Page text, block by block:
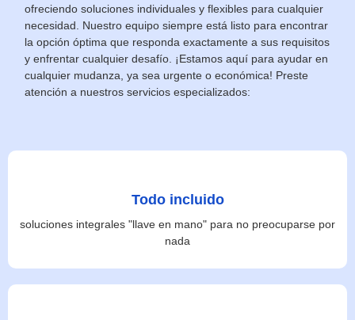
ofreciendo soluciones individuales y flexibles para cualquier
necesidad. Nuestro equipo siempre está listo para encontrar
la opción óptima que responda exactamente a sus requisitos
y enfrentar cualquier desafío. ¡Estamos aquí para ayudar en
cualquier mudanza, ya sea urgente o económica! Preste
atención a nuestros servicios especializados:
Todo incluido
soluciones integrales "llave en mano" para no preocuparse por
nada